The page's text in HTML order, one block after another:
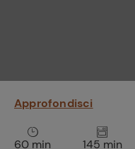
Approfondisci
60 min 145 min